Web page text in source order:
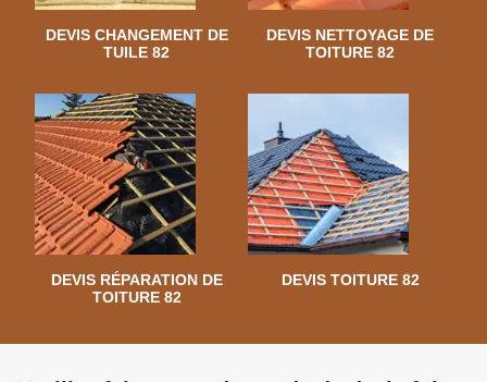
DEVIS CHANGEMENT DE
TUILE 82
DEVIS NETTOYAGE DE
TOITURE 82
DEVIS RÉPARATION DE
TOITURE 82
DEVIS TOITURE 82